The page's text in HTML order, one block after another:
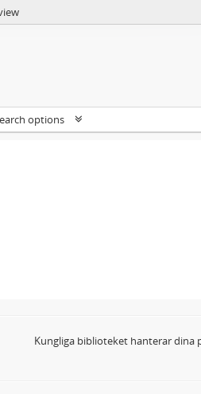
options
Kungliga biblioteket hanterar dina